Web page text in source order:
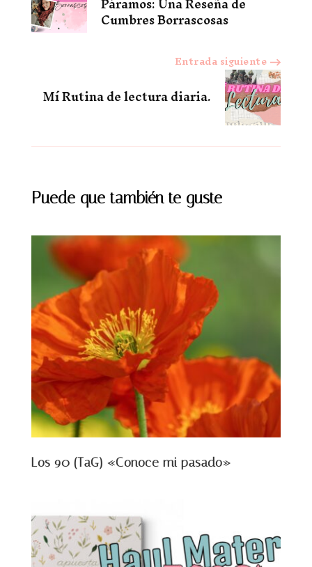
de
entradas
Cumbres Borrascosas
Entrada siguiente
Mí Rutina de lectura diaria.
Puede que también te guste
Los 90 (TaG) «Conoce mi pasado»